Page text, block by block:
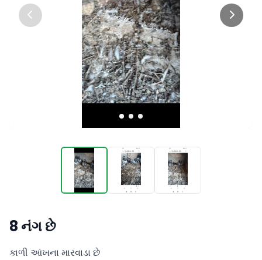
8 નંગ છે
કાળી આંખના મારવાડા છે